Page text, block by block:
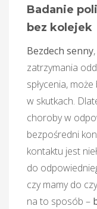
Badanie
bez kolejek
Bezdech senny
zatrzymania
spłycenia,
w skutkach.
choroby w
bezpośredni
kontaktu jest
do
czy mamy do
na to sposób –